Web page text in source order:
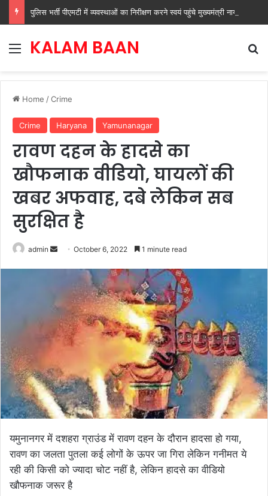
Menu
KALAM BAAN
Home /Crime
Crime Haryana Yamunanagar
रावण दहन के हादसे का
खौफनाक वीडियो, घायलों की
खबर अफवाह, दबे लेकिन सब
सुरक्षित है
admin
SendOctober 6, 2022 1 minute read
यमुनानगर में दशहरा ग्राउंड में रावण दहन के दौरान हादसा हो गया,
रावण का जलता पुतला कई लोगों के ऊपर जा गिरा लेकिन गनीमत ये
रही की किसी को ज्यादा चोट नहीं है, लेकिन हादसे का वीडियो
खौफनाक जरूर है